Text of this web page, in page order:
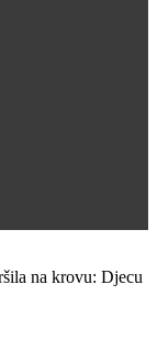
na krovu: Djecu